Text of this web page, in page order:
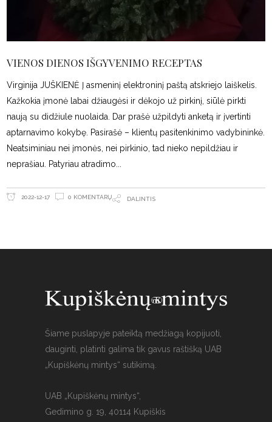
VIENOS DIENOS IŠGYVENIMO RECEPTAS
Virginija JUŠKIENĖ Į asmeninį elektroninį paštą atskriejo laiškelis.
Kažkokia įmonė labai džiaugėsi ir dėkojo už pirkinį, siūlė pirkti
naują su didžiule nuolaida. Dar prašė užpildyti anketą ir įvertinti
aptarnavimo kokybę. Pasirašė – klientų pasitenkinimo vadybininkė.
Neatsiminiau nei įmonės, nei pirkinio, tad nieko nepildžiau ir
neprašiau. Patyriau atradimo
2022-12-17 0 KOMENTARŲ DALINTIS
Šiame puslapyje pateiktą medžiagą kopijuoti,
dauginti, platinti galima tik gavus raštišką UAB
„Kupiškėnų mintys“ sutikimą.
UAB „Kupiškėnų mintys“,
Gedimino g. 19, 40114 Kupiškis